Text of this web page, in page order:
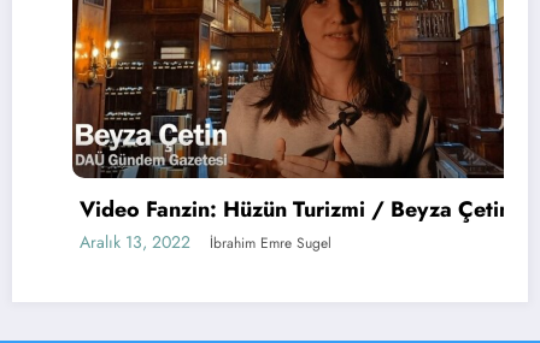
Video Fanzin: Hüzün Turizmi / Beyza Çetin
Aralık 13, 2022 İbrahim Emre Sugel